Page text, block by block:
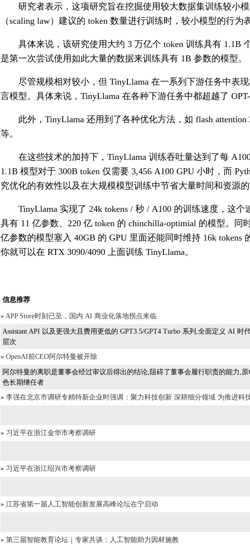
研究者表示，这项研究旨在挖掘使用较大数据集训练较小
（scaling law）建议的 token 数量进行训练时，较小模型的行为
具体来说，该研究使用大约 3 万亿个 token 训练具有 1.1B
是第一次尝试使用如此大量的数据来训练具有 1B 参数的模型。
尽管规模相对较小，但 TinyLlama 在一系列下游任务中表
言模型。具体来说，TinyLlama 在各种下游任务中都超越了 OPT-
此外，TinyLlama 还用到了各种优化方法，如 flash attention
等。
在这些技术的加持下，TinyLlama 训练吞吐量达到了每
1.1B 模型对于 300B token 仅需要 3,456 A100 GPU 小时，而
究优化的有效性以及在大规模模型训练中节省大量时间和资源的
TinyLlama 实现了 24k tokens / 秒 / A100 的训练速度，这
具有 11 亿参数、220 亿 token 的 chinchilla-optimial 的模型。
亿参数的模型塞入 40GB 的 GPU 里面还能同时维持 16k tokens
你就可以在 RTX 3090/4090 上面训练 TinyLlama。
信息推荐
» APP Store时刻已至，国内 AI 商业化落地拐点来临
Assistant API 以及更强大且费用更低的 GPT3.5/GPT4 Turbo 系列,全面定义 AI
层次
» OpenAI前CEO阿尔特曼被开除
阿尔特曼的离职是董事会经过审议后得出的结论,阻碍了董事会履行职责的能力,
色长期继任者
» 李强在北京市调研专精特新企业时强调：聚力科技创新 深耕细分领域 为推进科
» 习近平在浙江金华市考察调研
» 习近平在浙江绍兴市考察调研
» 江苏省第一届人工智能创新发展高峰论坛在宁启动
» 第三届智能教育论坛｜专家共谈：人工智能助力因材施教